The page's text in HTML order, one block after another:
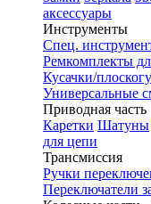
аксессуары
Инструменты
Спец.
Ремкомплекты
Кусачки/
Универсальные
Приводная часть
Каретки Шатуны
для цепи
Трансмиссия
Ручки
Переключатели